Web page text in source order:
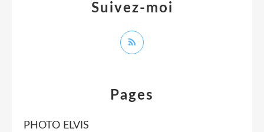
Pages
PHOTO ELVIS
Suivez-moi